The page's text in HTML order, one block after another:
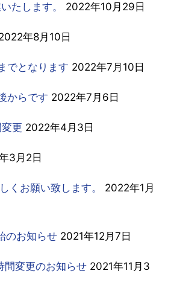
たします。 2022年10月29日
年8月10日
でとなります 2022年7月10日
からです 2022年7月6日
更 2022年4月3日
3月2日
お願い致します。
2022年1月
のお知らせ 2021年12月7日
間変更のお知らせ 2021年11月3